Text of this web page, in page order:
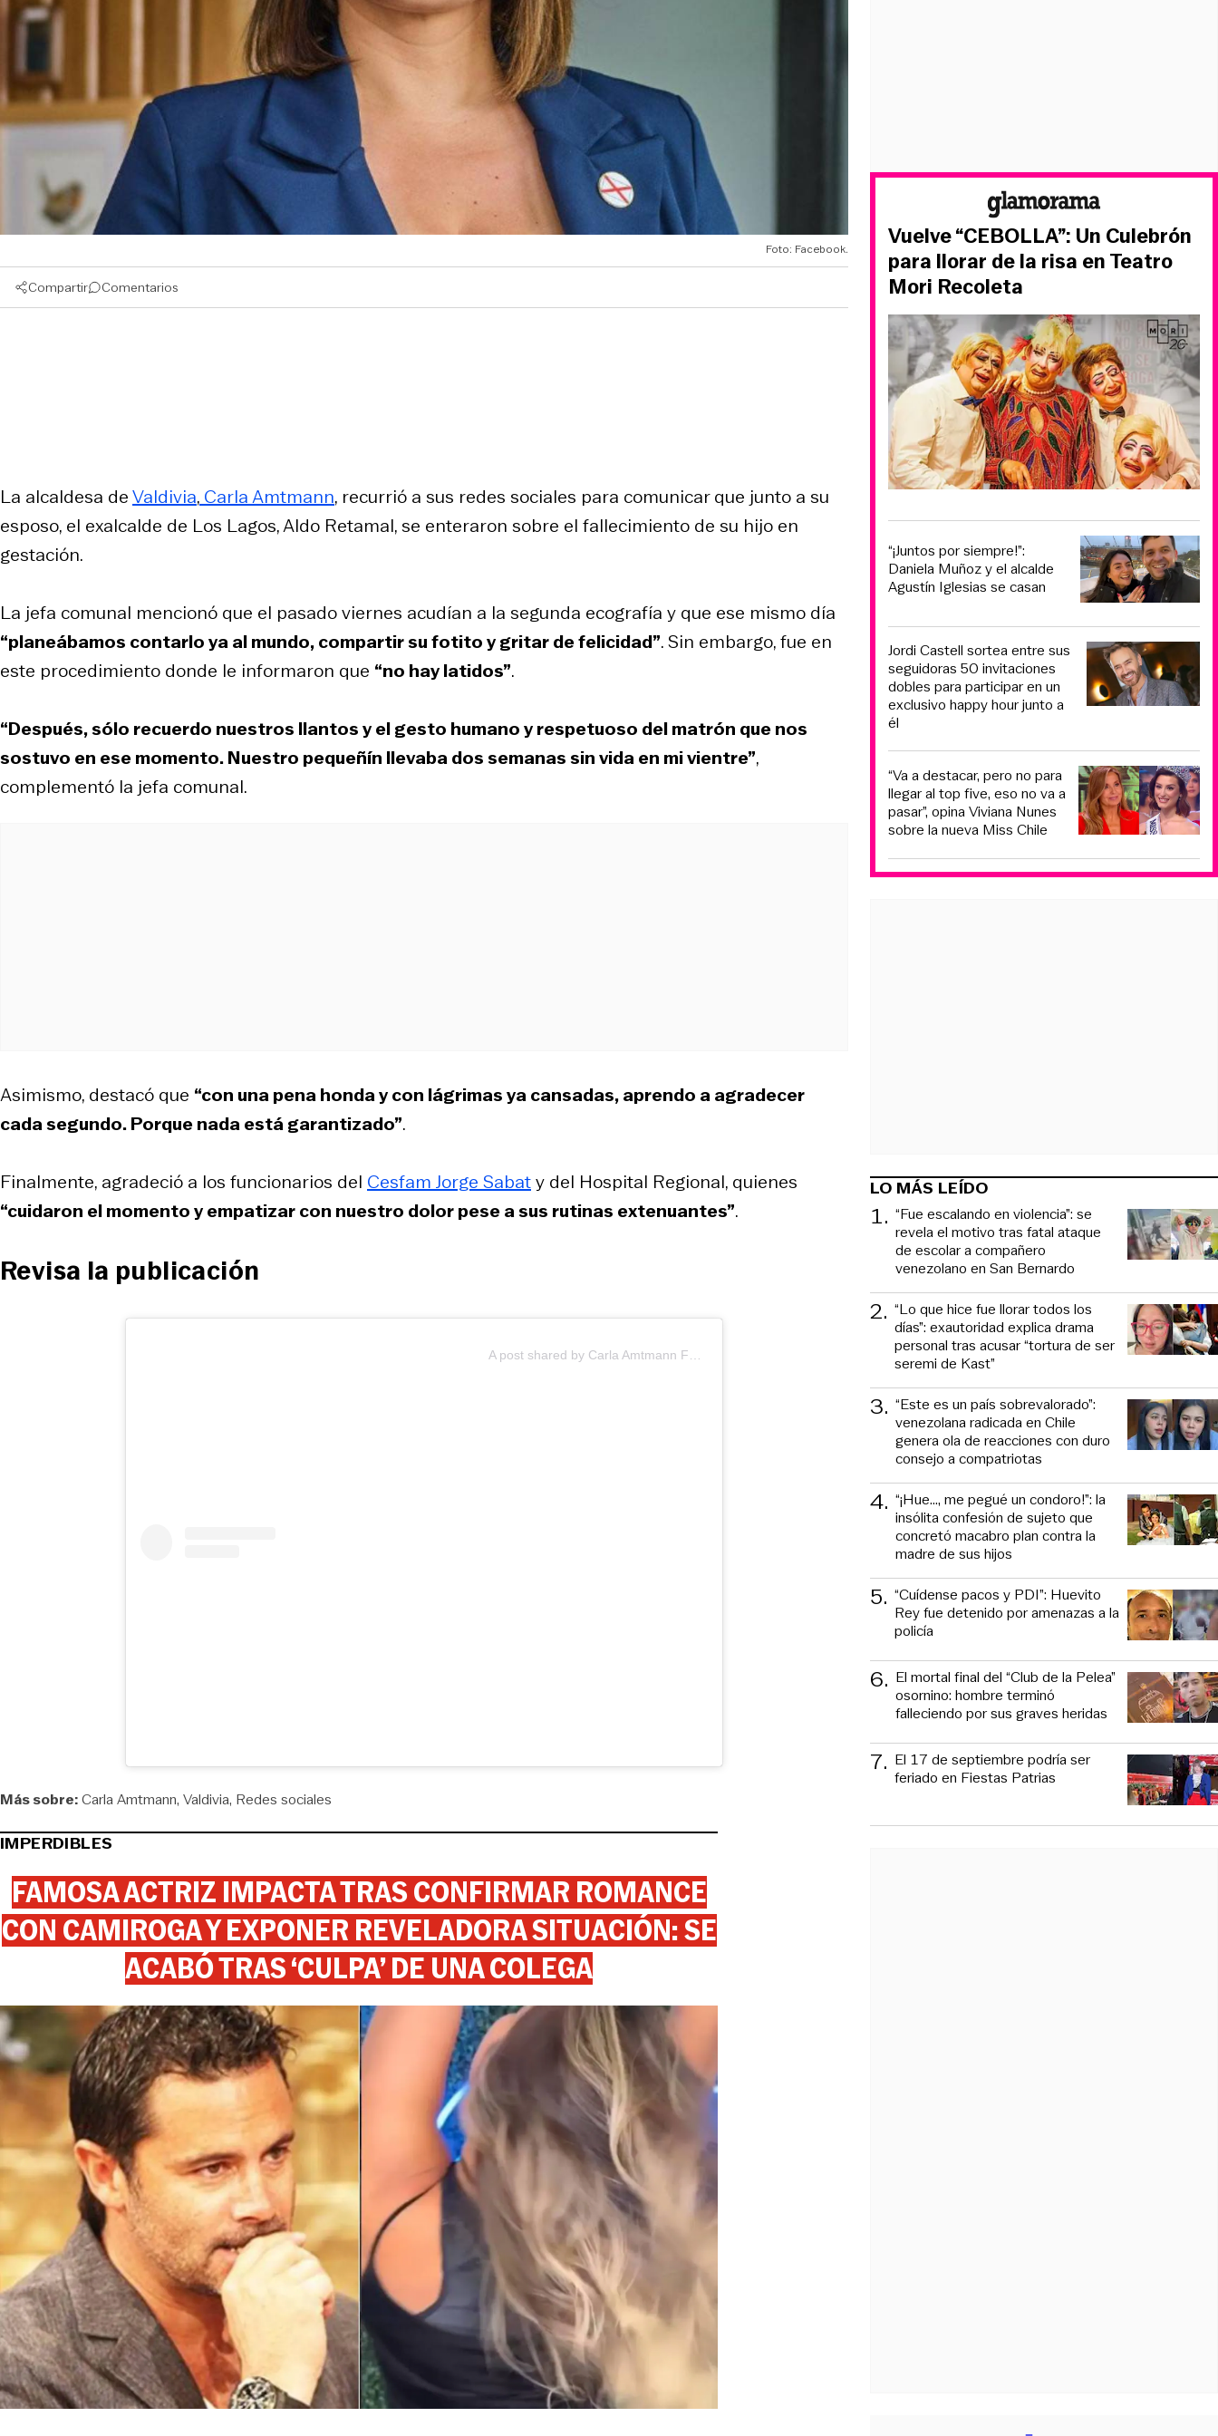
Foto: Facebook.
Compartir Comentarios
La alcaldesa deValdivia, Carla Amtmann, recurrió a sus redes sociales para comunicar que junto a su
esposo, el exalcalde de Los Lagos, Aldo Retamal, se enteraron sobre el fallecimiento de su hijo en
gestación.
La jefa comunal mencionó que el pasado viernes acudían a la segunda ecografía y que ese mismo día
“planeábamos contarlo ya al mundo, compartir su fotito y gritar de felicidad”. Sin embargo, fue en
este procedimiento donde le informaron que “no hay latidos”.
“Después, sólo recuerdo nuestros llantos y el gesto humano y respetuoso del matrón que nos
sostuvo en ese momento. Nuestro pequeñín llevaba dos semanas sin vida en mi vientre”,
complementó la jefa comunal.
Asimismo, destacó que “con una pena honda y con lágrimas ya cansadas, aprendo a agradecer
cada segundo. Porque nada está garantizado”.
Finalmente, agradeció a los funcionarios del Cesfam Jorge Sabaty del Hospital Regional, quienes
“cuidaron el momento y empatizar con nuestro dolor pese a sus rutinas extenuantes”.
Revisa la publicación
View this post on Instagram
Más sobre:Carla Amtmann Valdivia Redes sociales
IMPERDIBLES
FAMOSA ACTRIZ IMPACTA TRAS CONFIRMAR ROMANCE
CON CAMIROGA Y EXPONER REVELADORA SITUACIÓN: SE
ACABÓ TRAS ‘CULPA’ DE UNA COLEGA
Vuelve “CEBOLLA”: Un Culebrón
para llorar de la risa en Teatro
Mori Recoleta
“¡Juntos por siempre!”:
Daniela Muñoz y el alcalde
Agustín Iglesias se casan
Jordi Castell sortea entre sus
seguidoras 50 invitaciones
dobles para participar en un
exclusivo happy hour junto a
él
“Va a destacar, pero no para
llegar al top five, eso no va a
pasar”, opina Viviana Nunes
sobre la nueva Miss Chile
LO MÁS LEÍDO
1. “Fue escalando en violencia”: se
revela el motivo tras fatal ataque
de escolar a compañero
venezolano en San Bernardo
2. “Lo que hice fue llorar todos los
días”: exautoridad explica drama
personal tras acusar “tortura de ser
seremi de Kast”
3. “Este es un país sobrevalorado”:
venezolana radicada en Chile
genera ola de reacciones con duro
consejo a compatriotas
4. “¡Hue..., me pegué un condoro!”: la
insólita confesión de sujeto que
concretó macabro plan contra la
madre de sus hijos
5. “Cuídense pacos y PDI”: Huevito
Rey fue detenido por amenazas a la
policía
6. El mortal final del “Club de la Pelea”
osornino: hombre terminó
falleciendo por sus graves heridas
7. El 17 de septiembre podría ser
feriado en Fiestas Patrias